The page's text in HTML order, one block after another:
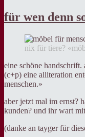
für wen denn
nix für tiere?
eine schöne
(c+p) eine alliteration
menschen.»
aber jetzt mal im ernst?
kunden? und ihr wart
(danke an tayger für